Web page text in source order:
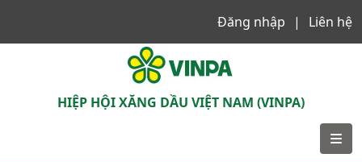
Đăng nhập
Liên hệ
HIỆP HỘI XĂNG DẦU VIỆT NAM (VINPA)